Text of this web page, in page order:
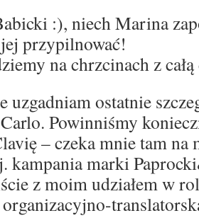
:), niech Marina
przypilnować!
na chrzcinach z
uzgadniam ostatnie
Powinniśmy
– czeka mnie tam na
kampania marki
z moim udziałem w